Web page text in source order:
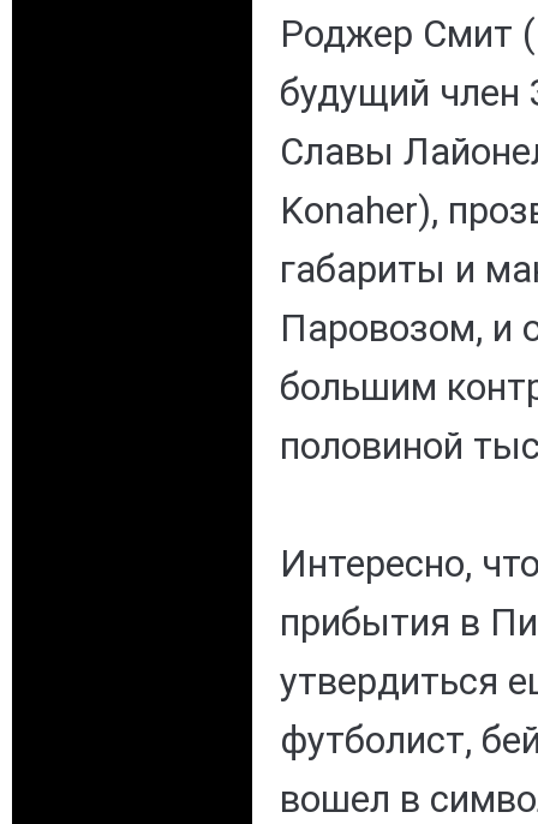
Роджер Смит
будущий член
Славы
Konaher),
габариты и
Паровозом,
большим
половиной
Интересно,
прибытия в
утвердиться
футболист,
вошел в